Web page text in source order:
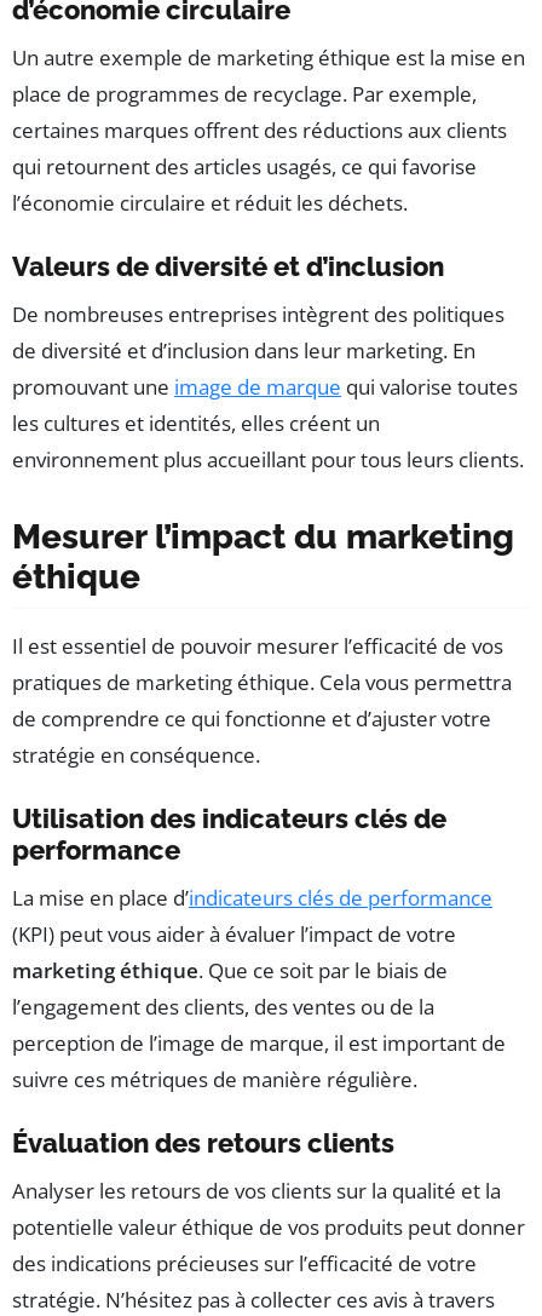
d’économie circulaire
Un autre exemple de marketing éthique est la mise en
place de programmes de recyclage. Par exemple,
certaines marques offrent des réductions aux clients
qui retournent des articles usagés, ce qui favorise
l’économie circulaire et réduit les déchets.
Valeurs de diversité et d’inclusion
De nombreuses entreprises intègrent des politiques
de diversité et d’inclusion dans leur marketing. En
promouvant une image de marque qui valorise toutes
les cultures et identités, elles créent un
environnement plus accueillant pour tous leurs clients.
Mesurer l’impact du marketing
éthique
Il est essentiel de pouvoir mesurer l’efficacité de vos
pratiques de marketing éthique. Cela vous permettra
de comprendre ce qui fonctionne et d’ajuster votre
stratégie en conséquence.
Utilisation des indicateurs clés de
performance
La mise en place d’indicateurs clés de performance
(KPI) peut vous aider à évaluer l’impact de votre
marketing éthique. Que ce soit par le biais de
l’engagement des clients, des ventes ou de la
perception de l’image de marque, il est important de
suivre ces métriques de manière régulière.
Évaluation des retours clients
Analyser les retours de vos clients sur la qualité et la
potentielle valeur éthique de vos produits peut donner
des indications précieuses sur l’efficacité de votre
stratégie. N’hésitez pas à collecter ces avis à travers